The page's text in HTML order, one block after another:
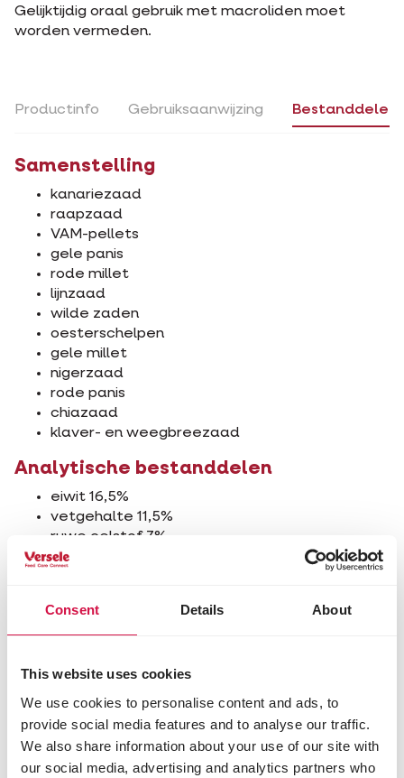
Consent Details About
This website uses cookies
We use cookies to personalise content and ads, to
provide social media features and to analyse our traffic.
We also share information about your use of our site with
our social media, advertising and analytics partners who
Gelijktijdig oraal gebruik met macroliden moet
worden vermeden.
Productinfo Gebruiksaanwijzing Bestanddelen
Samenstelling
kanariezaad
raapzaad
VAM-pellets
gele panis
rode millet
lijnzaad
wilde zaden
oesterschelpen
gele millet
nigerzaad
rode panis
chiazaad
klaver- en weegbreezaad
Analytische bestanddelen
eiwit 16,5%
vetgehalte 11,5%
ruwe celstof 7%
ruwe as 7%
Toevoegingsmiddelen/kg
vitamine D3 1600 IE
3b103 (ijzer) 19 mg
3b202 (jodium) 1,3 mg
3b405 (koper) 6,4 mg